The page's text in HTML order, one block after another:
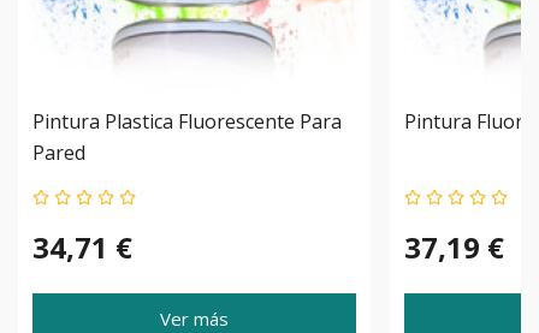
Pintura Plastica Fluorescente Para
Pared
34,71 €
Ver más
Pintura
37,19 €